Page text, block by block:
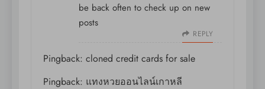
be back often to check up on new
posts
REPLY
Pingback: cloned credit cards for sale
Pingback: แทงหวยออนไลน์เกาหลี